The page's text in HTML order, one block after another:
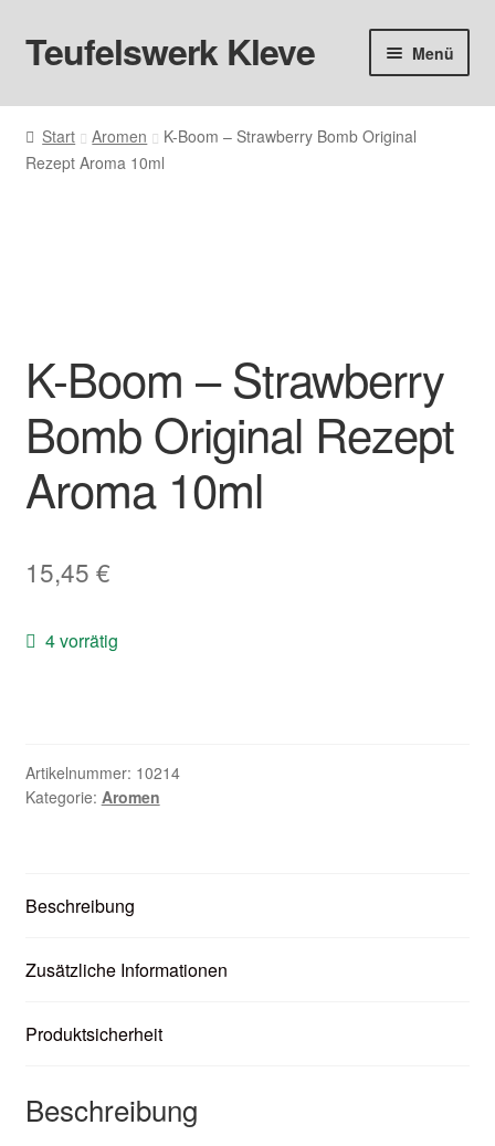
Zur
Navigation
Zum
Inhalt
Teufelswerk Kleve Menü
Startseite
Hardware
Aromen
Basen & Nikotin
Zubehör
Kundenkarte
Kontaktformular
Start Aromen
K-Boom – Strawberry Bomb Original
Rezept Aroma 10ml
K-Boom – Strawberry
Bomb Original Rezept
Aroma 10ml
15,45 €
4 vorrätig
Artikelnummer: 10214
Kategorie: Aromen
Beschreibung
Zusätzliche Informationen
Produktsicherheit
Beschreibung